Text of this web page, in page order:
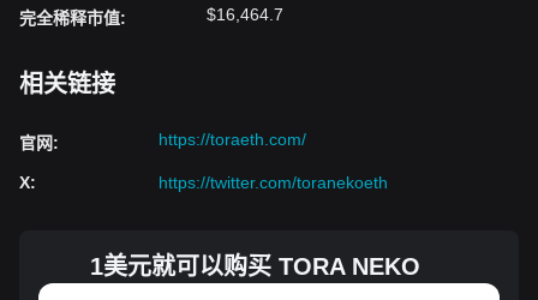
完全稀释市值: $16,464.7
相关链接
官网: https://toraeth.com/
X: https://twitter.com/toranekoeth
1美元就可以购买 TORA NEKO